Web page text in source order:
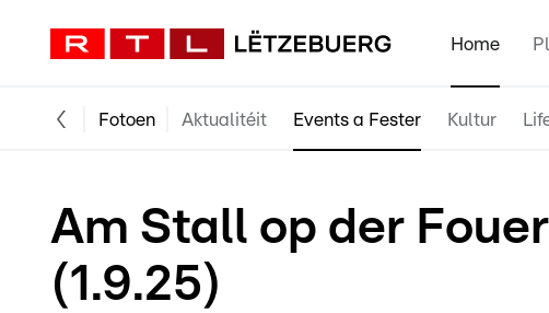
Home
Fotoen Aktualitéit Events a Fester Kultur
Am Stall op der
(1.9.25)